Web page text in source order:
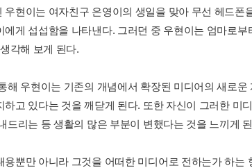
우현이는 여자친구 은영이의 생일을 맞아 무선 헤드
에게 섭섭함을 나타낸다. 그러던 중 우현이는 엄마로
각해 보게 된다.
해 우현이는 기존의 개념에서 확장된 미디어의 새로
하고 있다는 것을 깨닫게 된다. 또한 자신이 그러한 미
드리는 등 생활의 많은 부분이 변했다는 것을 느끼게
용뿐만 아니라 그것을 어떠한 미디어로 전하는가 하